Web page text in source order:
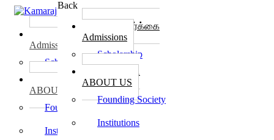
Back
கல்லூரி சேர்க்கை
Admissions
Scholarship
ABOUT US
Founding Society
Institutions
கல்லூரி சேர்க்கை
Admissions
Scholarship
கல்லூரி பற்றி
ABOUT US
Founding Society
Institutions